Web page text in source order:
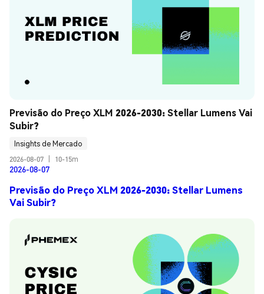
Previsão do Preço XLM 2026-2030: Stellar Lumens Vai
Subir?
Insights de Mercado
2026-08-07
10-15m
2026-08-07
Previsão do Preço XLM 2026-2030: Stellar Lumens
Vai Subir?